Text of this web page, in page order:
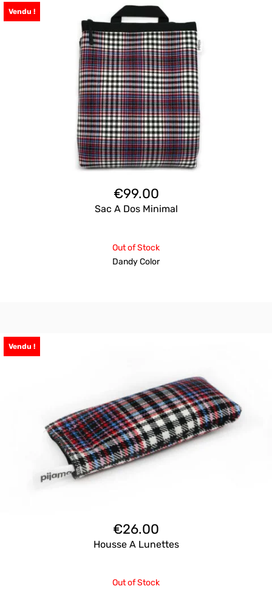
Vendu !
€99.00
Sac A Dos Minimal
Out of Stock
Dandy Color
Vendu !
€26.00
Housse A Lunettes
Out of Stock